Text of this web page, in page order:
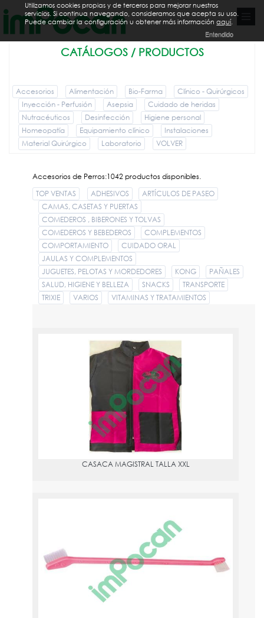
CATÁLOGOS / PRODUCTOS
Accesorios Alimentación Bio-Farma
Clínico - Quirúrgicos
Inyección - Perfusión
Asepsia
Cuidado de heridas
Nutracéuticos
Desinfección
Higiene personal
Homeopatía
Equipamiento clínico
Instalaciones
Material Quirúrgico
Laboratorio VOLVER
Accesorios de Perros:1042 productos disponibles.
TOP VENTAS
ADHESIVOS
ARTÍCULOS DE PASEO
CAMAS, CASETAS Y PUERTAS
COMEDEROS , BIBERONES Y TOLVAS
COMEDEROS Y BEBEDEROS
COMPLEMENTOS
COMPORTAMIENTO
CUIDADO ORAL
JAULAS Y COMPLEMENTOS
JUGUETES, PELOTAS Y MORDEDORES
KONG
PAÑALES
SALUD, HIGIENE Y BELLEZA
SNACKS
TRANSPORTE
TRIXIE
VARIOS VITAMINAS Y TRATAMIENTOS
CASACA MAGISTRAL TALLA XXL
CASACA MAGISTRAL TALLA XXL
Utilizamos cookies propias y de terceros para mejorar nuestros
servicios. Si continua navegando, consideramos que acepta su uso.
Puede cambiar la configuración u obtener más informaciónaquí.
Entendido